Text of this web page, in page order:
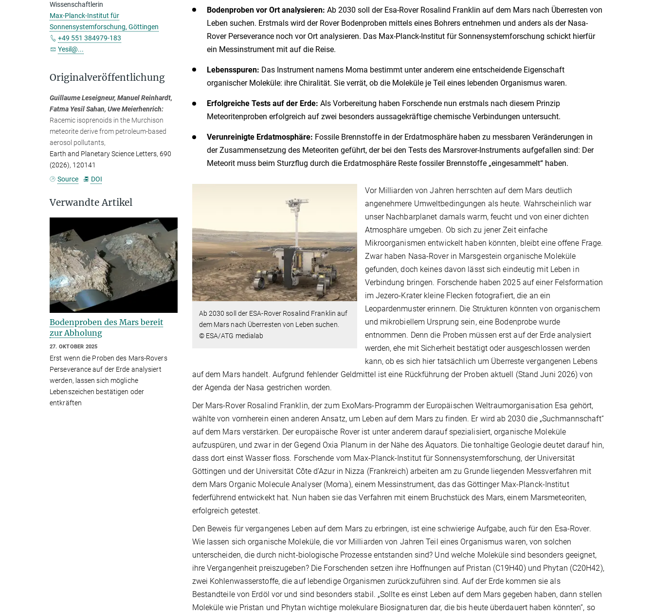
Bodenproben vor Ort analysieren: Ab 2030 soll der Esa-Rover Rosalind Franklin auf dem Mars nach Überresten von
Leben suchen. Erstmals wird der Rover Bodenproben mittels eines Bohrers entnehmen und anders als der Nasa-
Rover Perseverance noch vor Ort analysieren. Das Max-Planck-Institut für Sonnensystemforschung schickt hierfür
ein Messinstrument mit auf die Reise.
Lebensspuren: Das Instrument namens Moma bestimmt unter anderem eine entscheidende Eigenschaft
organischer Moleküle: ihre Chiralität. Sie verrät, ob die Moleküle je Teil eines lebenden Organismus waren.
Erfolgreiche Tests auf der Erde: Als Vorbereitung haben Forschende nun erstmals nach diesem Prinzip
Meteoritenproben erfolgreich auf zwei besonders aussagekräftige chemische Verbindungen untersucht.
Verunreinigte Erdatmosphäre: Fossile Brennstoffe in der Erdatmosphäre haben zu messbaren Veränderungen in
der Zusammensetzung des Meteoriten geführt, der bei den Tests des Marsrover-Instruments aufgefallen sind: Der
Meteorit muss beim Sturzflug durch die Erdatmosphäre Reste fossiler Brennstoffe „eingesammelt“ haben.
Ab 2030 soll der ESA-Rover Rosalind Franklin auf
dem Mars nach Überresten von Leben suchen.
© ESA/ATG medialab
Vor Milliarden von Jahren herrschten auf dem Mars deutlich
angenehmere Umweltbedingungen als heute. Wahrscheinlich war
unser Nachbarplanet damals warm, feucht und von einer dichten
Atmosphäre umgeben. Ob sich zu jener Zeit einfache
Mikroorganismen entwickelt haben könnten, bleibt eine offene Frage.
Zwar haben Nasa-Rover in Marsgestein organische Moleküle
gefunden, doch keines davon lässt sich eindeutig mit Leben in
Verbindung bringen. Forschende haben 2025 auf einer Felsformation
im Jezero-Krater kleine Flecken fotografiert, die an ein
Leopardenmuster erinnern. Die Strukturen könnten von organischem
und mikrobiellem Ursprung sein, eine Bodenprobe wurde
entnommen. Denn die Proben müssen erst auf der Erde analysiert
werden, ehe mit Sicherheit bestätigt oder ausgeschlossen werden
kann, ob es sich hier tatsächlich um Überreste vergangenen Lebens
auf dem Mars handelt. Aufgrund fehlender Geldmittel ist eine Rückführung der Proben aktuell (Stand Juni 2026) von
der Agenda der Nasa gestrichen worden.
Der Mars-Rover Rosalind Franklin, der zum ExoMars-Programm der Europäischen Weltraumorganisation Esa gehört,
wählte von vornherein einen anderen Ansatz, um Leben auf dem Mars zu finden. Er wird ab 2030 die „Suchmannschaft“
auf dem Mars verstärken. Der europäische Rover ist unter anderem darauf spezialisiert, organische Moleküle
aufzuspüren, und zwar in der Gegend Oxia Planum in der Nähe des Äquators. Die tonhaltige Geologie deutet darauf hin,
dass dort einst Wasser floss. Forschende vom Max-Planck-Institut für Sonnensystemforschung, der Universität
Göttingen und der Universität Côte d’Azur in Nizza (Frankreich) arbeiten am zu Grunde liegenden Messverfahren mit
dem Mars Organic Molecule Analyser (Moma), einem Messinstrument, das das Göttinger Max-Planck-Institut
federführend entwickekt hat. Nun haben sie das Verfahren mit einem Bruchstück des Mars, einem Marsmeteoriten,
erfolgreich getestet.
Den Beweis für vergangenes Leben auf dem Mars zu erbringen, ist eine schwierige Aufgabe, auch für den Esa-Rover.
Wie lassen sich organische Moleküle, die vor Milliarden von Jahren Teil eines Organismus waren, von solchen
unterscheiden, die durch nicht-biologische Prozesse entstanden sind? Und welche Moleküle sind besonders geeignet,
ihre Vergangenheit preiszugeben? Die Forschenden setzen ihre Hoffnungen auf Pristan (C19H40) und Phytan (C20H42),
zwei Kohlenwasserstoffe, die auf lebendige Organismen zurückzuführen sind. Auf der Erde kommen sie als
Bestandteile von Erdöl vor und sind besonders stabil. „Sollte es einst Leben auf dem Mars gegeben haben, dann stellen
Moleküle wie Pristan und Phytan wichtige molekulare Biosignaturen dar, die bis heute überdauert haben könnten“, so
Wissenschaftlerin
Max-Planck-Institut für
Sonnensystemforschung, Göttingen
+49 551 384979-183
Yesil@...
Originalveröffentlichung
Guillaume Leseigneur, Manuel Reinhardt,
Fatma Yesil Sahan, Uwe Meierhenrich:
Racemic isoprenoids in the Murchison
meteorite derive from petroleum-based
aerosol pollutants,
Earth and Planetary Science Letters, 690
(2026), 120141
Source
DOI
Verwandte Artikel
Bodenproben des Mars bereit
zur Abholung
27. OKTOBER 2025
Erst wenn die Proben des Mars-Rovers
Perseverance auf der Erde analysiert
werden, lassen sich mögliche
Lebenszeichen bestätigen oder
entkräften